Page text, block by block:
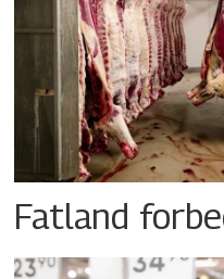
Fatland